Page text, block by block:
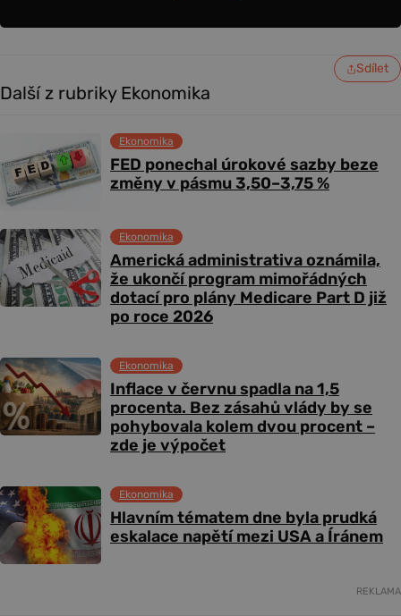
Sdílet
Další z rubriky Ekonomika
FED ponechal úrokové sazby beze
změny v pásmu 3,50–3,75 %
Ekonomika
Americká administrativa oznámila,
že ukončí program mimořádných
dotací pro plány Medicare Part D již
po roce 2026
Ekonomika
Inflace v červnu spadla na 1,5
procenta. Bez zásahů vlády by se
pohybovala kolem dvou procent –
zde je výpočet
Ekonomika
Hlavním tématem dne byla prudká
eskalace napětí mezi USA a Íránem
Ekonomika
REKLAMA